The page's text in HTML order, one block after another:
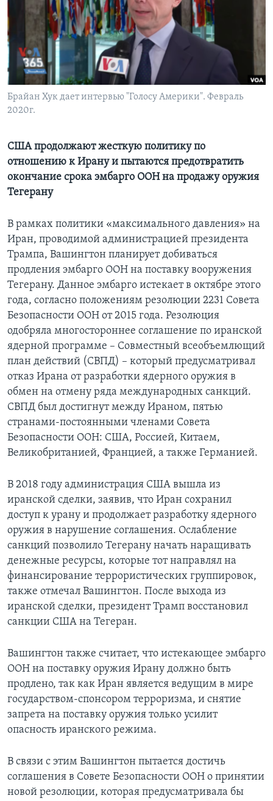
Learning English
СОЦИАЛЬНЫЕ СЕТИ
Языки
Брайан Хук дает интервью "Голосу Америки". Февраль
2020г.
США продолжают жесткую политику по
отношению к Ирану и пытаются предотвратить
окончание срока эмбарго ООН на продажу оружия
Тегерану
В рамках политики «максимального давления» на
Иран, проводимой администрацией президента
Трампа, Вашингтон планирует добиваться
продления эмбарго ООН на поставку вооружения
Тегерану. Данное эмбарго истекает в октябре этого
года, согласно положениям резолюции 2231 Совета
Безопасности ООН от 2015 года. Резолюция
одобряла многостороннее соглашение по иранской
ядерной программе – Совместный всеобъемлющий
план действий (СВПД) – который предусматривал
отказ Ирана от разработки ядерного оружия в
обмен на отмену ряда международных санкций.
СВПД был достигнут между Ираном, пятью
странами-постоянными членами Совета
Безопасности ООН: США, Россией, Китаем,
Великобританией, Францией, а также Германией.
В 2018 году администрация США вышла из
иранской сделки, заявив, что Иран сохранил
доступ к урану и продолжает разработку ядерного
оружия в нарушение соглашения. Ослабление
санкций позволило Тегерану начать наращивать
денежные ресурсы, которые тот направлял на
финансирование террористических группировок,
также отмечал Вашингтон. После выхода из
иранской сделки, президент Трамп восстановил
санкции США на Тегеран.
Вашингтон также считает, что истекающее эмбарго
ООН на поставку оружия Ирану должно быть
продлено, так как Иран является ведущим в мире
государством-спонсором терроризма, и снятие
запрета на поставку оружия только усилит
опасность иранского режима.
В связи с этим Вашингтон пытается достичь
соглашения в Совете Безопасности ООН о принятии
новой резолюции, которая предусматривала бы